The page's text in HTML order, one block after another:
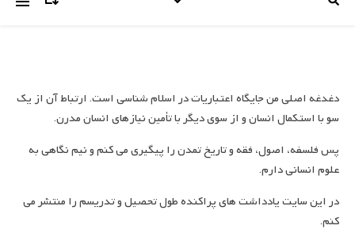
دغدغه اصلی من جایگاه اعتباریات در اسلام شناسی است. ارتباط آن از یک
سو با استکمال انسان و از سوی دیگر با تأمین نیازهای انسان مدرن.
پس فلسفه، اصول، فقه و تاریخ تمدن را پیگیری می کنم و نیم نگاهی به
علوم انسانی دارم.
در این سایت یادداشت های پراکنده طول تحصیل و تدریسم را منتشر می
کنم.